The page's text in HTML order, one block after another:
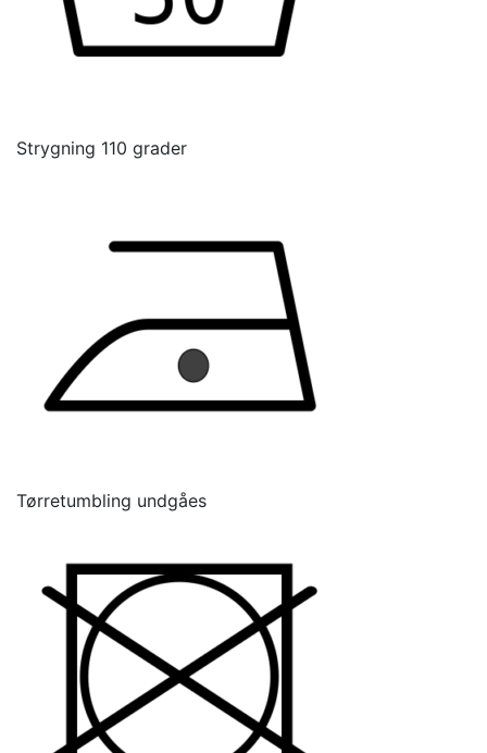
Strygning 110 grader
Tørretumbling undgåes